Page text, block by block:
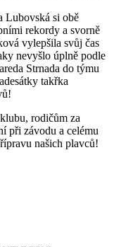
Lubovská si obě
rekordy a svorně
vylepšila svůj čas
nevyšlo úplně podle
Strnada do týmu
takřka
rodičům za
při závodu a celému
našich plavců!